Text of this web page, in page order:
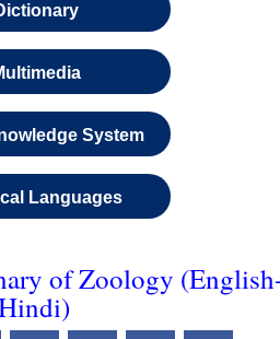
System
Languages
of Zoology